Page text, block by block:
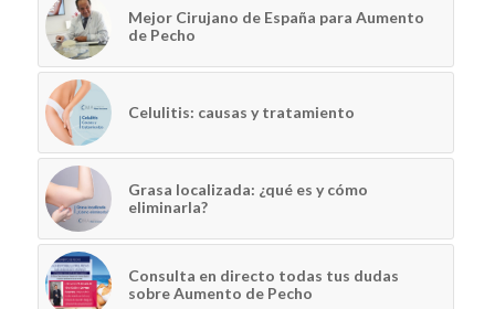
Mejor Cirujano de España para Aumento
de Pecho
Celulitis: causas y tratamiento
Grasa localizada: ¿qué es y cómo
eliminarla?
Consulta en directo todas tus dudas
sobre Aumento de Pecho